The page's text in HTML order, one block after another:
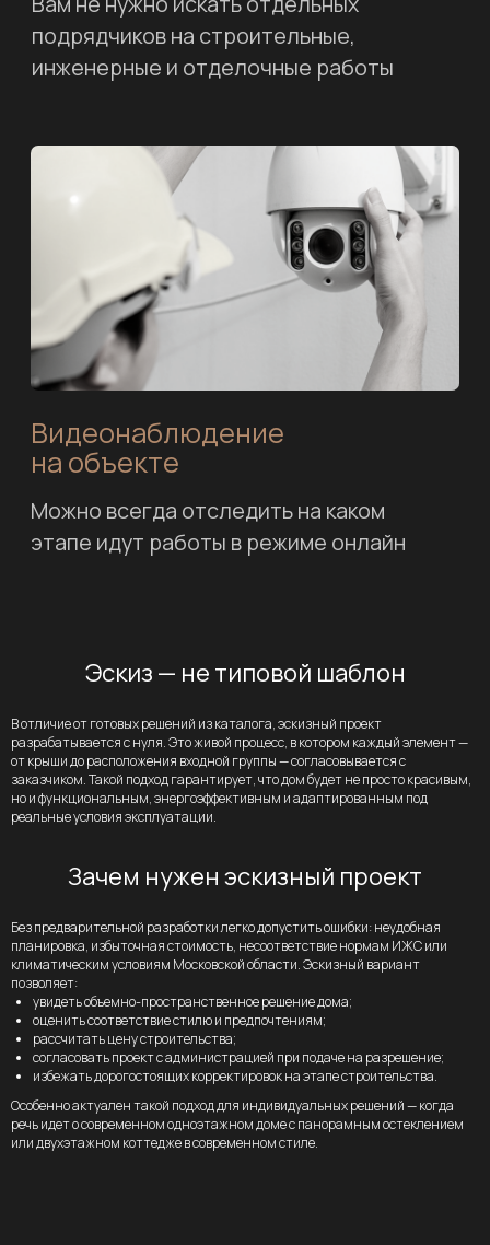
Эскиз — не типовой шаблон
В отличие от готовых решений из каталога, эскизный проект
разрабатывается с нуля. Это живой процесс, в котором каждый элемент —
от крыши до расположения входной группы — согласовывается с
заказчиком. Такой подход гарантирует, что дом будет не просто красивым,
но и функциональным, энергоэффективным и адаптированным под
реальные условия эксплуатации.
Зачем нужен эскизный проект
Без предварительной разработки легко допустить ошибки: неудобная
планировка, избыточная стоимость, несоответствие нормам ИЖС или
климатическим условиям Московской области. Эскизный вариант
позволяет:
увидеть объемно-пространственное решение дома;
оценить соответствие стилю и предпочтениям;
рассчитать цену строительства;
согласовать проект с администрацией при подаче на разрешение;
избежать дорогостоящих корректировок на этапе строительства.
Особенно актуален такой подход для индивидуальных решений — когда
речь идет о современном одноэтажном доме с панорамным остеклением
или двухэтажном коттедже в современном стиле.